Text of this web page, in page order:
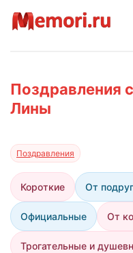
Поздравления
Лины
Поздравления
Короткие От
Официальные От
Трогательные и